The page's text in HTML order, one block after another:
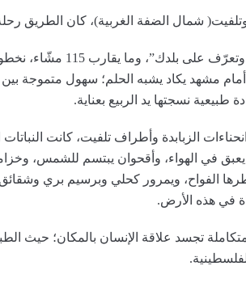
شمال الضفة الغربية)، كان الطريق
انطلقنا مع فريق “امش
أمام مشهد يكاد يشبه الحلم؛ سهول متموجة
طبيعية نسجتها يد الربيع بعناية.
الزبابدة وأطراف تلفيت، كانت
في الهواء، وأقحوان يبتسم للشمس،
الفواح، ويمرور كحلي وبرسيم بري
في هذه الأرض.
تجسد علاقة الإنسان بالمكان؛ حيث